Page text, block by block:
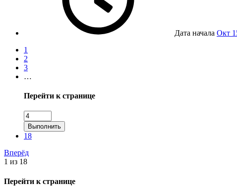
Дата начала Окт
1
2
3
…
Перейти к странице
Выполнить
18
Вперёд
1 из 18
Перейти к странице